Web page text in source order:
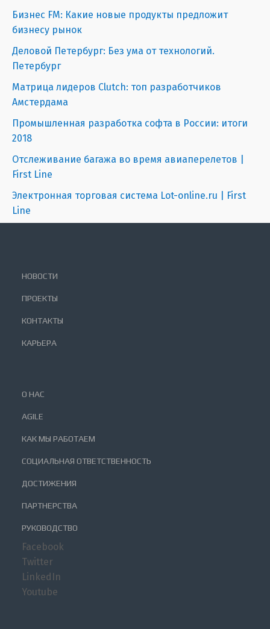
Бизнес FM: Какие новые продукты предложит
бизнесу рынок
Деловой Петербург: Без ума от технологий.
Петербург
Матрица лидеров Clutch: топ разработчиков
Амстердама
Промышленная разработка софта в России: итоги
2018
Отслеживание багажа во время авиаперелетов |
First Line
Электронная торговая система Lot-online.ru | First
Line
НОВОСТИ
ПРОЕКТЫ
КОНТАКТЫ
КАРЬЕРА
О НАС
AGILE
КАК МЫ РАБОТАЕМ
СОЦИАЛЬНАЯ ОТВЕТСТВЕННОСТЬ
ДОСТИЖЕНИЯ
ПАРТНЕРСТВА
РУКОВОДСТВО
Facebook
Twitter
LinkedIn
Youtube